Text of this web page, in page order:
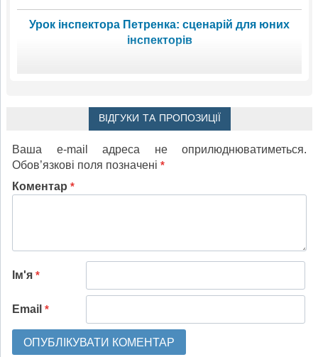
Урок інспектора Петренка: сценарій для юних
інспекторів
ВІДГУКИ ТА ПРОПОЗИЦІЇ
Ваша e-mail адреса не оприлюднюватиметься.
Обов’язкові поля позначені *
Коментар *
Ім'я *
Email *